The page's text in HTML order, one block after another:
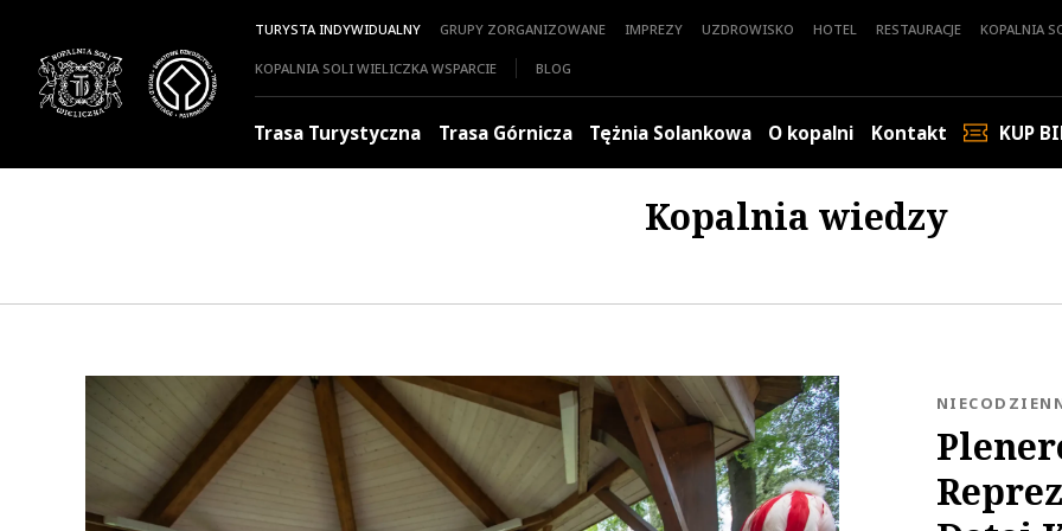
TURYSTA INDYWIDUALNY GRUPY ZORGANIZOWANE IMPREZY UZDROWISKO HOTEL RESTAURACJE
KOPALNIA
KOPALNIA SOLI WIELICZKA WSPARCIE
BLOG
Trasa Turystyczna Trasa Górnicza Tężnia Solankowa O kopalni Kontakt KUP
Kopalnia wiedzy
KATEGORIA: